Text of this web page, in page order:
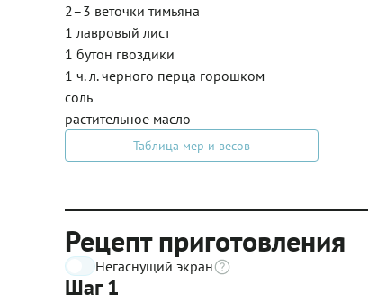
2–3 веточки тимьяна
1 лавровый лист
1 бутон гвоздики
1 ч. л. черного перца горошком
соль
растительное масло
Таблица мер и весов
Рецепт приготовления
Негаснущий экран
Шаг 1